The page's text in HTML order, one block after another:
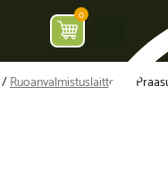
0
/Ruoanvalmistuslaitteet
/